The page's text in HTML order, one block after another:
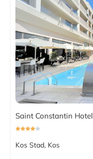
Saint Constantin Hotel
Kos Stad, Kos